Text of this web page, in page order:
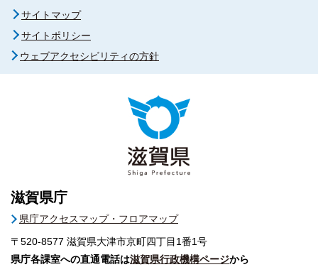
サイトマップ
サイトポリシー
ウェブアクセシビリティの方針
滋賀県庁
県庁アクセスマップ・フロアマップ
〒520-8577 滋賀県大津市京町四丁目1番1号
県庁各課室への直通電話は滋賀県行政機構ページから